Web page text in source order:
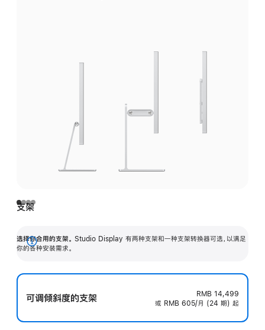
支架
选择你合用的支架。 Studio Display 有两种支架和一种支架转换器可选，以满足
你的各种安装需求。
展
可调倾斜度的支架
RMB 14,499
或 RMB 605/月 (24 期) 起